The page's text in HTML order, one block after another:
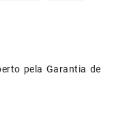
pela Garantia de